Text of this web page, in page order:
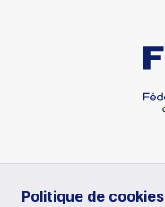
Politique de cookies
RUBRIQUES